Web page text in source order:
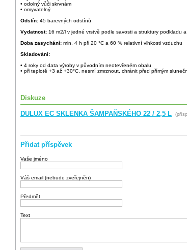
• odolný vůči skrvnám
• omyvatelný
Odstín: 45 barevných odstínů
Vydatnost: 16 m2/l v jedné vrstvě podle savosti a struktury podkladu
Doba zasychání: min. 4 h při 20 °C a 60 % relativní vlhkosti vzduchu
Skladování:
• 4 roky od data výroby v původním neotevřeném obalu
• při teplotě +3 až +30°C, nesmí zmrznout, chránit před přímým
Diskuze
DULUX EC SKLENKA ŠAMPAŇSKÉHO 22 / 2,5 L
Přidat příspěvek
Vaše jméno
Váš email (nebude zveřejněn)
Předmět
Text